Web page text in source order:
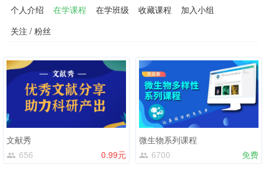
个人介绍 在学课程 在学班级 收藏课程
加入小组
关注 / 粉丝
文献秀
656
0.99元
微生物系列课程
6700
免费